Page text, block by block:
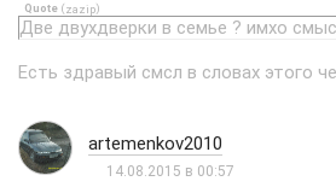
Quote (zazip)
Две двухдверки в семье ? имхо
Есть здравый смсл в словах этого
artemenkov2010
14.08.2015 в 00:57